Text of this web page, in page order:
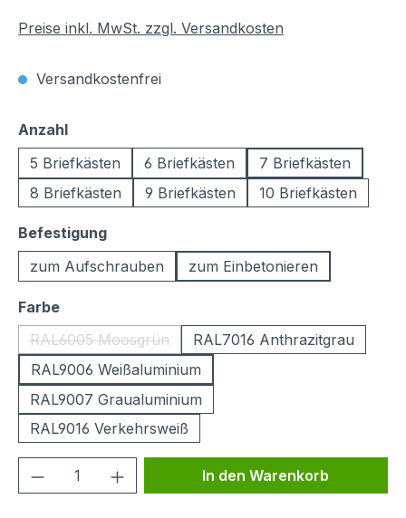
Preise inkl. MwSt. zzgl. Versandkosten
Versandkostenfrei
Anzahlauswählen
5 Briefkästen
6 Briefkästen
7 Briefkästen
8 Briefkästen
9 Briefkästen 10 Briefkästen
Befestigungauswählen
zum Aufschrauben
zum Einbetonieren
Farbeauswählen
RAL6005 Moosgrün
(Diese Option ist zurzeit nicht verfügbar.)
RAL7016 Anthrazitgrau
RAL9006 Weißaluminium
RAL9007 Graualuminium
RAL9016 Verkehrsweiß
Produkt Anzahl: Gib denIn den Warenkorb